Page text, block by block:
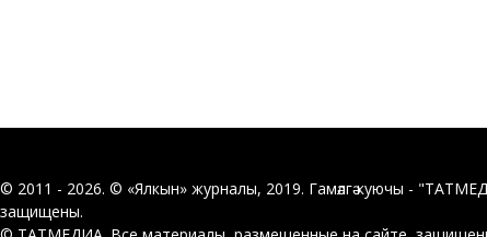
© 2011 - 2026. © «Ялкын» журналы, 2019. Гамәлгә куючы -
защищены.